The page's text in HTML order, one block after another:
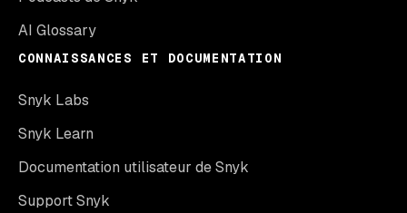
AI Glossary
CONNAISSANCES ET DOCUMENTATION
Snyk Labs
Snyk Learn
Documentation utilisateur de Snyk
Support Snyk